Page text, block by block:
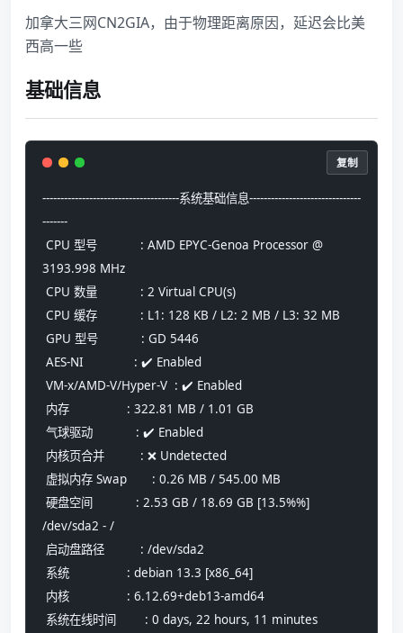
加拿大三网CN2GIA，由于物理距离原因，延迟会比美
西高一些
基础信息
--------------------------------------系统基础信息-------------------------------
-------
3193.998 MHz
CPU 数量            : 2 Virtual CPU(s)
CPU 缓存            : L1: 128 KB / L2: 2 MB / L3: 32 MB
GPU 型号            : GD 5446
AES-NI              : ✔️ Enabled
VM-x/AMD-V/Hyper-V  : ✔️ Enabled
内存                : 322.81 MB / 1.01 GB
气球驱动            : ✔️ Enabled
内核页合并          : ❌ Undetected
虚拟内存 Swap       : 0.26 MB / 545.00 MB
/dev/sda2 - /
启动盘路径          : /dev/sda2
系统                : debian 13.3 [x86_64]
内核                : 6.12.69+deb13-amd64
系统在线时间        : 0 days, 22 hours, 11 minutes
复制